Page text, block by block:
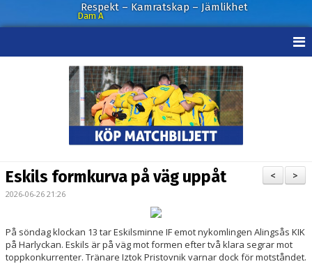
Respekt – Kamratskap – Jämlikhet
Dam A
BILDGALLERI
KONTAKT
>
<
Eskils formkurva på väg uppåt
2026-06-26 21:26
På söndag klockan 13 tar Eskilsminne IF emot nykomlingen Alingsås KIK
på Harlyckan. Eskils är på väg mot formen efter två klara segrar mot
toppkonkurrenter. Tränare Iztok Pristovnik varnar dock för motståndet.